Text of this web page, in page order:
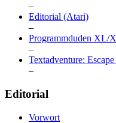
–
Editorial (Atari)
–
Programmduden XL/
–
Textadventure:
–
Editorial
Vorwort